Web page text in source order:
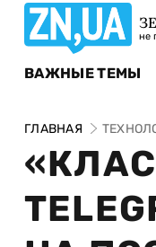
не
ВАЖНЫЕ ТЕМЫ
ГЛАВНАЯ